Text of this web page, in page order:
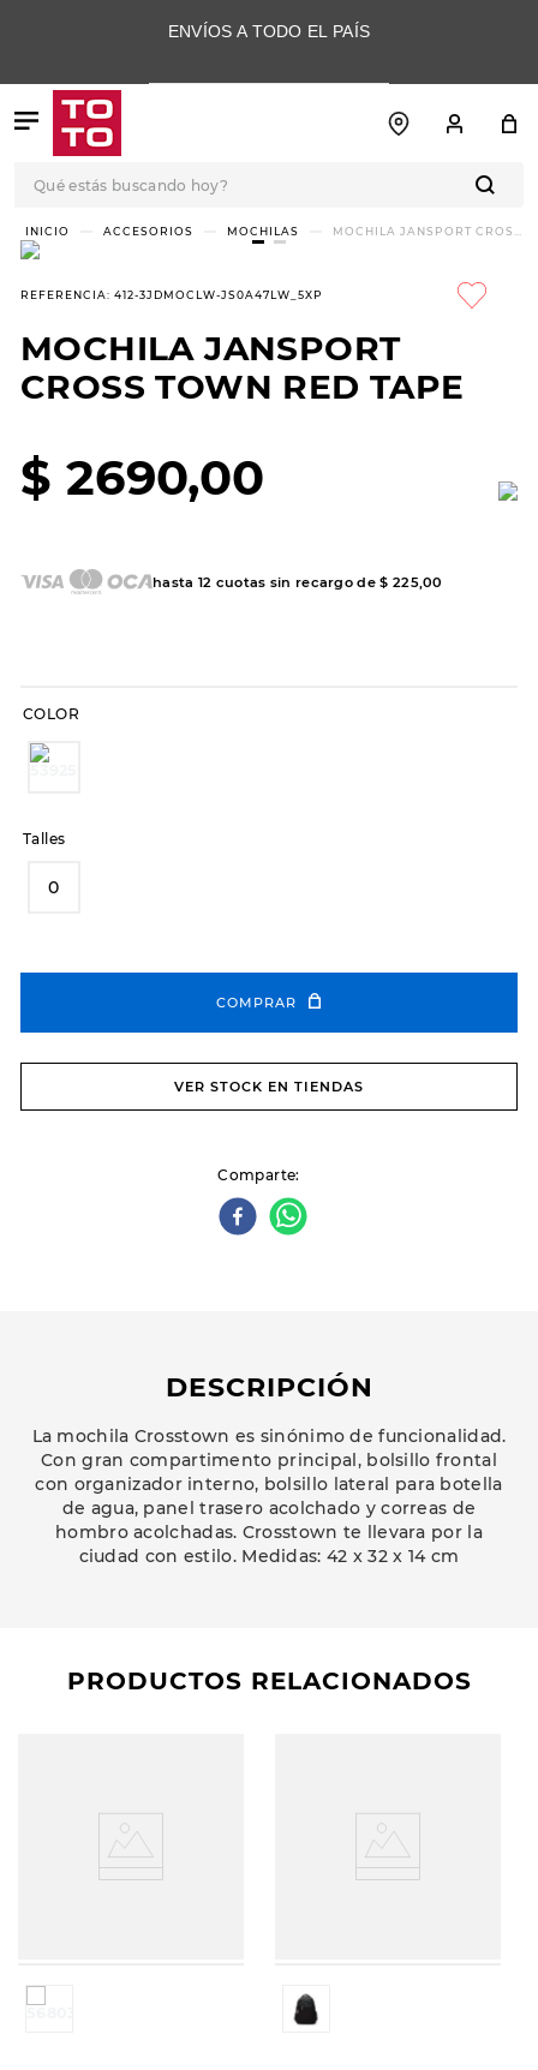
ENVÍOS A TODO EL PAÍS
ACCESORIOS MOCHILAS
MOCHILA JANSPORT CROSS
REFERENCIA: 412-3JDMOCLW-JS0A47LW_5XP
MOCHILA JANSPORT
CROSS TOWN RED TAPE
$ 2690,00
hasta 12 cuotas sin recargo de$ 225,00
COLOR
Talles
0
COMPRAR
VER STOCK EN TIENDAS
Comparte
DESCRIPCIÓN
La mochila Crosstown es sinónimo de funcionalidad.
Con gran compartimento principal, bolsillo frontal
con organizador interno, bolsillo lateral para botella
de agua, panel trasero acolchado y correas de
hombro acolchadas. Crosstown te llevara por la
ciudad con estilo. Medidas: 42 x 32 x 14 cm
PRODUCTOS RELACIONADOS
TÉRMINOS MÁS
BUSCADOS
1.
botas
3.
skechers slip-ins
8.
hitec